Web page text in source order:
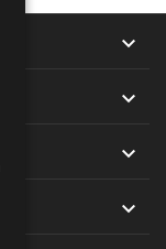



